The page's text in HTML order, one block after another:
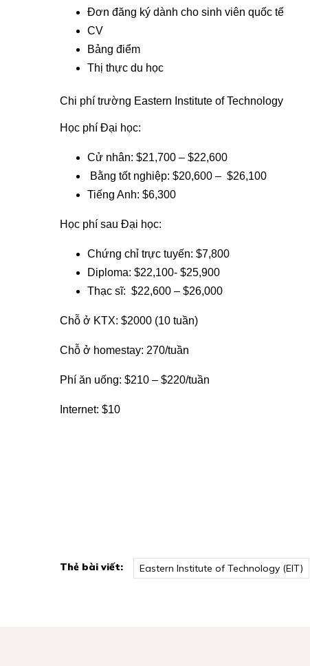
Đơn đăng ký dành cho sinh viên quốc tế
CV
Bảng điểm
Thị thực du học
Chi phí trường Eastern Institute of Technology
Học phí Đại học:
Cử nhân: $21,700 – $22,600
Bằng tốt nghiệp: $20,600 – $26,100
Tiếng Anh: $6,300
Học phí sau Đại học:
Chứng chỉ trực tuyến: $7,800
Diploma: $22,100- $25,900
Thạc sĩ: $22,600 – $26,000
Chỗ ở KTX: $2000 (10 tuần)
Chỗ ở homestay: 270/tuần
Phí ăn uống: $210 – $220/tuần
Internet: $10
Thẻ bài viết: Eastern Institute of Technology (EIT)